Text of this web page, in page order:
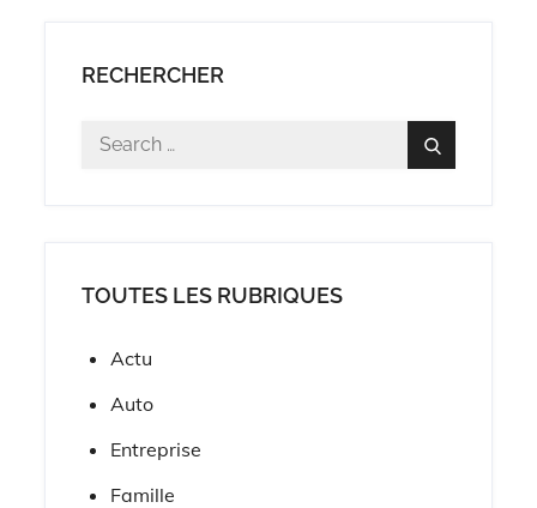
RECHERCHER
Search
Search
TOUTES LES RUBRIQUES
Actu
Auto
Entreprise
Famille